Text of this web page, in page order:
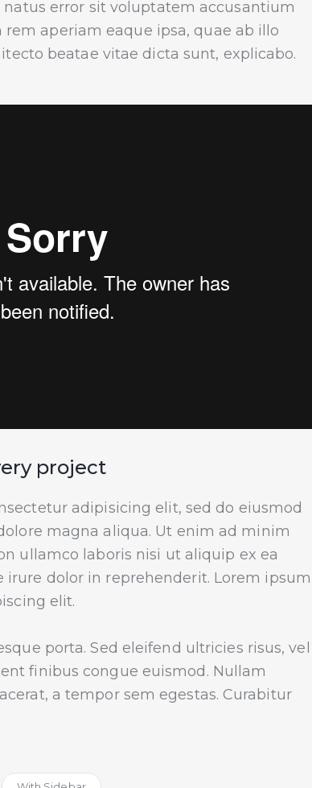
error sit voluptatem accusantium
aperiam eaque ipsa, quae ab illo
beatae vitae dicta sunt, explicabo.
project
adipisicing elit, sed do eiusmod
magna aliqua. Ut enim ad minim
ullamco laboris nisi ut aliquip ex ea
irure dolor in reprehenderit. Lorem ipsum
elit.
porta. Sed eleifend ultricies risus, vel
finibus congue euismod. Nullam
a tempor sem egestas. Curabitur